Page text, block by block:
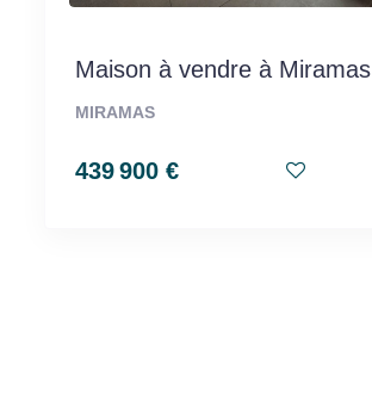
Maison à vendre à Miramas
MIRAMAS
439 900 €